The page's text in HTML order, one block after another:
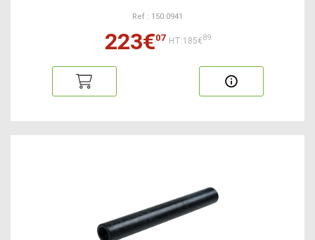
Ref : 150.0941
223€07 HT:185€89